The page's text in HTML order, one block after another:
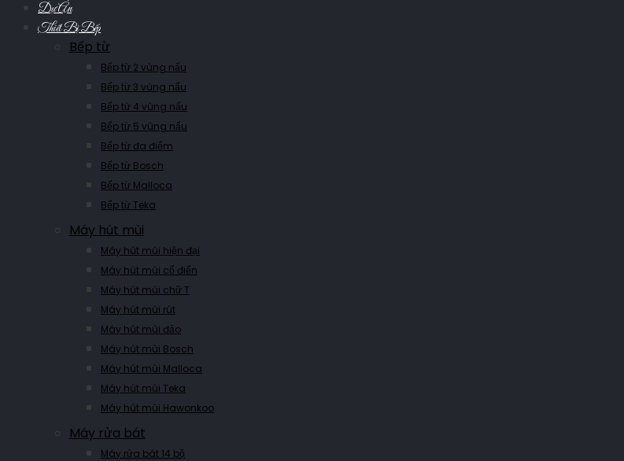
Dự Án
Thiết Bị Bếp
Bếp từ
Bếp từ 2 vùng nấu
Bếp từ 3 vùng nấu
Bếp từ 4 vùng nấu
Bếp từ 5 vùng nấu
Bếp từ đa điểm
Bếp từ Bosch
Bếp từ Malloca
Bếp từ Teka
Máy hút mùi
Máy hút mùi hiện đại
Máy hút mùi cổ điển
Máy hút mùi chữ T
Máy hút mùi rút
Máy hút mùi đảo
Máy hút mùi Bosch
Máy hút mùi Malloca
Máy hút mùi Teka
Máy hút mùi Hawonkoo
Máy rửa bát
Máy rửa bát 14 bộ